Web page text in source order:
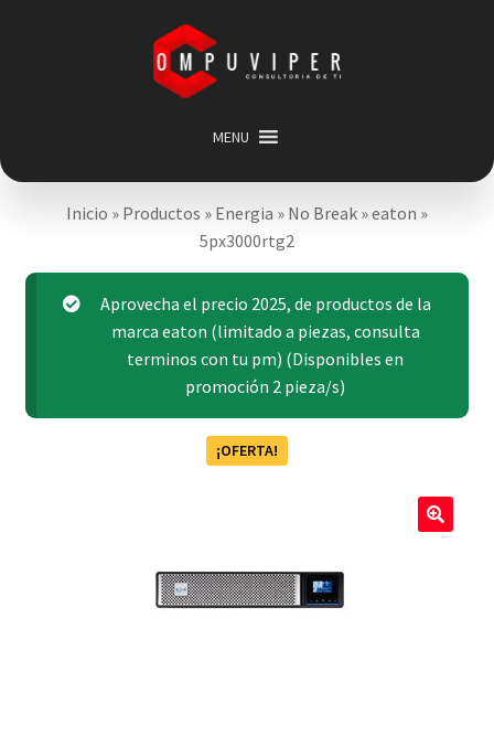
Saltar
navegación
contenido
MENU
Inicio
Categorias
Expandir
hijo
Carrito
Mi cuenta
Acerca de
Inicio » Productos » Energia » No Break »eaton »
5px3000rtg2
Aprovecha el precio 2025, de productos de la
marca eaton (limitado a piezas, consulta
terminos con tu pm) (Disponibles en
promoción 2 pieza/s)
¡OFERTA!